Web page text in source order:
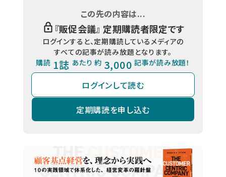
この先の内容は...
『販促会議』 定期購読者限定です
ログインすると、定期購読しているメディアの
すべての記事が読み放題となります。
購読 1誌 あたり 約 3,000 記事が読み放題！
ログインして読む
定期購読を申し込む